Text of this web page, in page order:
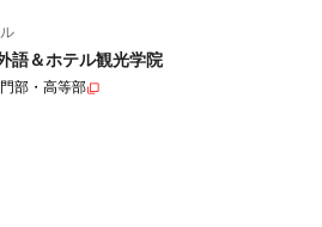
語＆ホテル観光学院
部・高等部